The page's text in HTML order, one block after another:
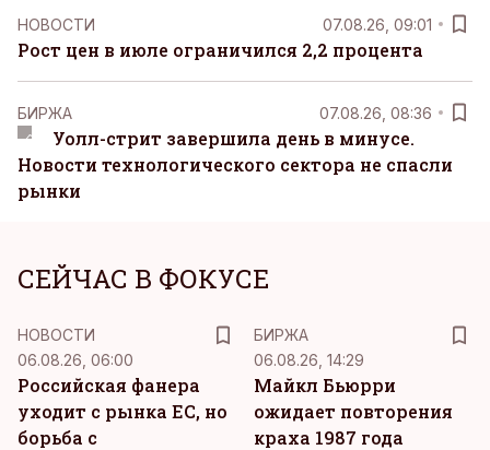
НОВОСТИ 07.08.26, 09:01
Рост цен в июле ограничился 2,2 процента
БИРЖА 07.08.26, 08:36
Уолл-стрит завершила день в минусе.
Новости технологического сектора не спасли
рынки
СЕЙЧАС В ФОКУСЕ
НОВОСТИ
06.08.26, 06:00
Российская фанера
уходит с рынка ЕС, но
борьба с
БИРЖА
06.08.26, 14:29
Майкл Бьюрри
ожидает повторения
краха 1987 года